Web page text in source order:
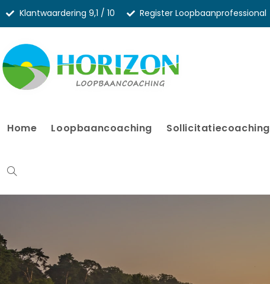
Klantwaardering 9,1 / 10 Register Loopbaanprofessional
Home Loopbaancoaching Sollicitatiecoaching